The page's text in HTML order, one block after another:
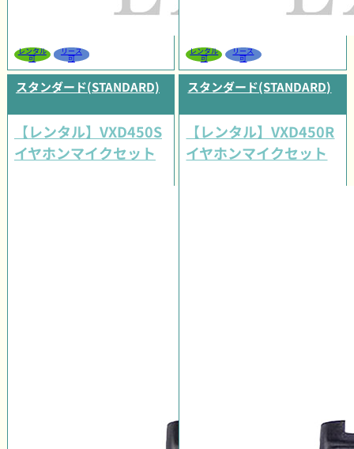
レンタル
可
リース
可
レンタル
可
リース
可
スタンダード(STANDARD)
【レンタル】VXD450S
イヤホンマイクセット
スタンダード(STANDARD)
【レンタル】VXD450R
イヤホンマイクセット